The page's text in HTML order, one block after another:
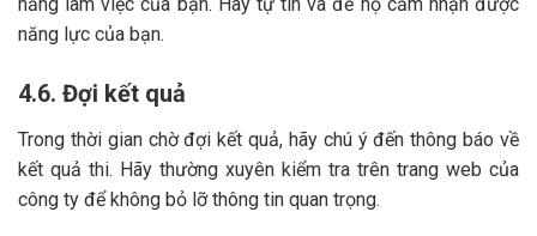
năng lực của bạn.
4.6. Đợi kết quả
Trong thời gian chờ đợi kết quả, hãy chú ý đến thông báo về
kết quả thi. Hãy thường xuyên kiểm tra trên trang web của
công ty để không bỏ lỡ thông tin quan trọng.